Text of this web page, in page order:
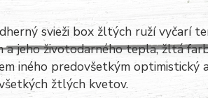
svieži box žltých ruží vyčarí
jeho životodarného tepla, žltá
iného predovšetkým
žtlých kvetov.